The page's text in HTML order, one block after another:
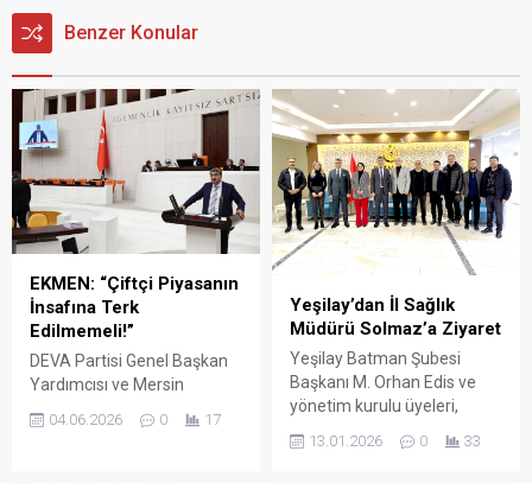
Benzer Konular
EKMEN: “Çiftçi Piyasanın
İnsafına Terk
Edilmemeli!”
DEVA Partisi Genel Başkan
Yardımcısı ve Mersin
Milletvekili Mehmet Emin
Ekmen, TBMM Genel
04.06.2026 0 17
Yeşilay’dan İl Sağlık
Müdürü Solmaz’a Ziyaret
Yeşilay Batman Şubesi
Başkanı M. Orhan Edis ve
yönetim kurulu üyeleri,
Üyesi ve Batman İl Sağlık
13.01.2026 0 33